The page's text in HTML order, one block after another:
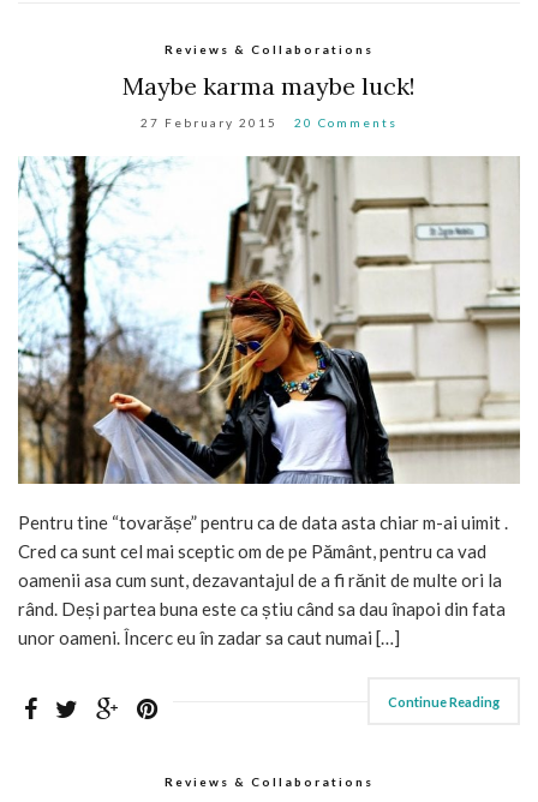
Reviews & Collaborations
Maybe karma maybe luck!
27 February 2015 20 Comments
Pentru tine “tovarășe” pentru ca de data asta chiar m-ai uimit .
Cred ca sunt cel mai sceptic om de pe Pământ, pentru ca vad
oamenii asa cum sunt, dezavantajul de a fi rănit de multe ori la
rând. Deși partea buna este ca știu când sa dau înapoi din fata
unor oameni. Încerc eu în zadar sa caut numai […]
Continue Reading
Reviews & Collaborations